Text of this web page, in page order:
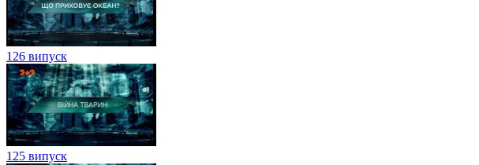
126 випуск
125 випуск